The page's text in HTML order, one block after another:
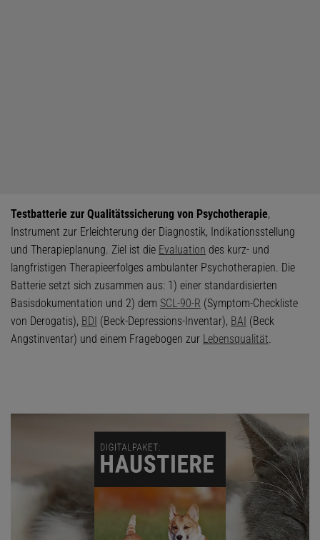
Testbatterie zur Qualitätssicherung von Psychotherapie,
Instrument zur Erleichterung der Diagnostik, Indikationsstellung
und Therapieplanung. Ziel ist die Evaluation des kurz- und
langfristigen Therapieerfolges ambulanter Psychotherapien. Die
Batterie setzt sich zusammen aus: 1) einer standardisierten
Basisdokumentation und 2) dem SCL-90-R (Symptom-Checkliste
von Derogatis), BDI (Beck-Depressions-Inventar), BAI (Beck
Angstinventar) und einem Fragebogen zur Lebensqualität.